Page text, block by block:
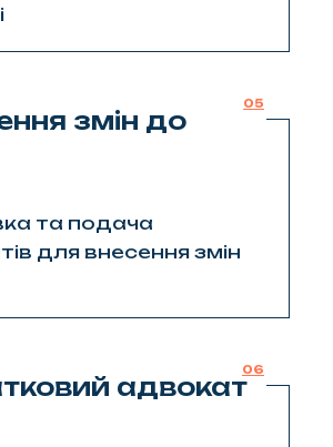
05
змін до
та подача
для внесення змін
06
адвокат